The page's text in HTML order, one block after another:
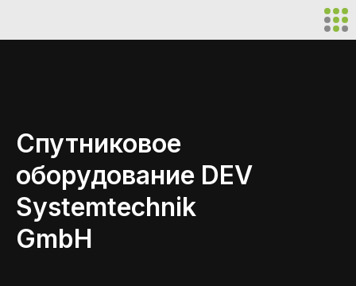
Спутниковое
оборудование DEV
Systemtechnik
GmbH